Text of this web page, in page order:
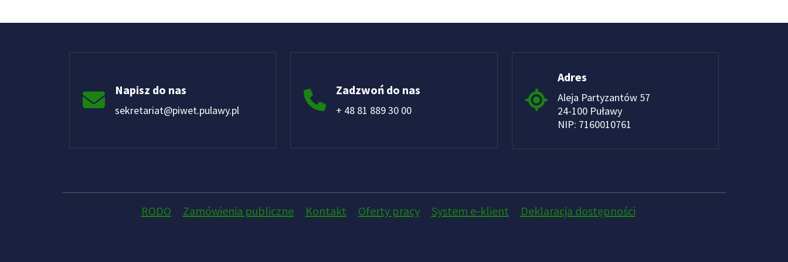
Napisz do nas
sekretariat@piwet.pulawy.pl
Zadzwoń do nas
+ 48 81 889 30 00
Adres
Aleja Partyzantów 57
24-100 Puławy
NIP: 7160010761
RODO Zamówienia publiczne Kontakt Oferty pracy System e-klient Deklaracja dostępności